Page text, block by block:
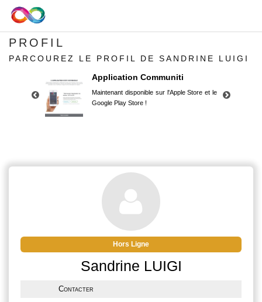
PROFIL
PARCOUREZ LE PROFIL DE SANDRINE LUIGI
Application Communiti
Maintenant disponible sur l'Apple Store et le
Google Play Store !
Google Play Store !
Hors Ligne
Sandrine LUIGI
Contacter